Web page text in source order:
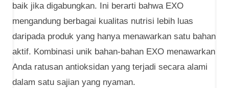
baik jika digabungkan. Ini berarti bahwa EXO
mengandung berbagai kualitas nutrisi lebih luas
daripada produk yang hanya menawarkan satu bahan
aktif. Kombinasi unik bahan-bahan EXO menawarkan
Anda ratusan antioksidan yang terjadi secara alami
dalam satu sajian yang nyaman.